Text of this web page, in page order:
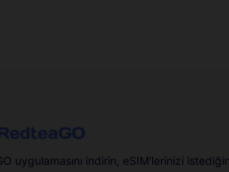
uygulamasını indirin, eSIM'lerinizi